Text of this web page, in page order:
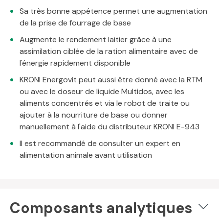
Sa très bonne appétence permet une augmentation
de la prise de fourrage de base
Augmente le rendement laitier grâce à une
assimilation ciblée de la ration alimentaire avec de
l'énergie rapidement disponible
KRONI Energovit peut aussi être donné avec la RTM
ou avec le doseur de liquide Multidos, avec les
aliments concentrés et via le robot de traite ou
ajouter à la nourriture de base ou donner
manuellement à l'aide du distributeur KRONI E-943
Il est recommandé de consulter un expert en
alimentation animale avant utilisation
Composants analytiques